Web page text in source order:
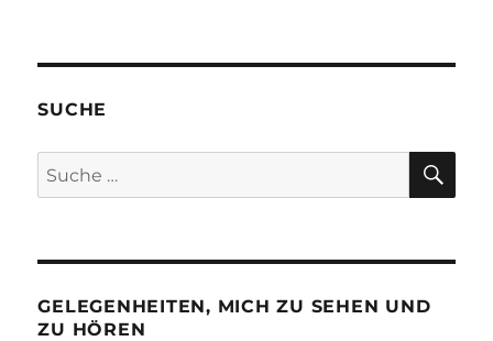
SUCHE
Suche
nach:
GELEGENHEITEN, MICH ZU SEHEN UND
ZU HÖREN